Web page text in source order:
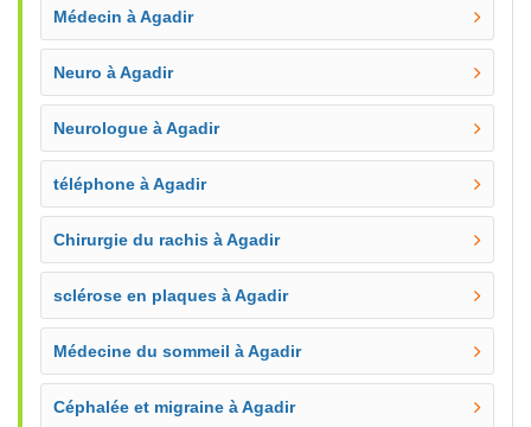
Médecin à Agadir
Neuro à Agadir
Neurologue à Agadir
téléphone à Agadir
Chirurgie du rachis à Agadir
sclérose en plaques à Agadir
Médecine du sommeil à Agadir
Céphalée et migraine à Agadir